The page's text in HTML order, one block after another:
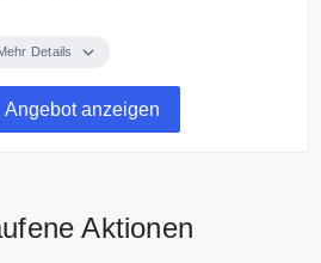
Details
Angebot anzeigen
Aktionen